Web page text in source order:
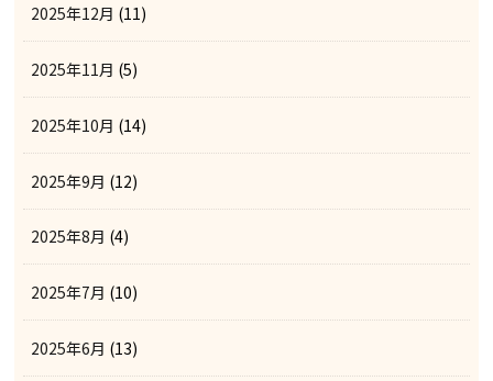
2025年12月 (11)
2025年11月 (5)
2025年10月 (14)
2025年9月 (12)
2025年8月 (4)
2025年7月 (10)
2025年6月 (13)